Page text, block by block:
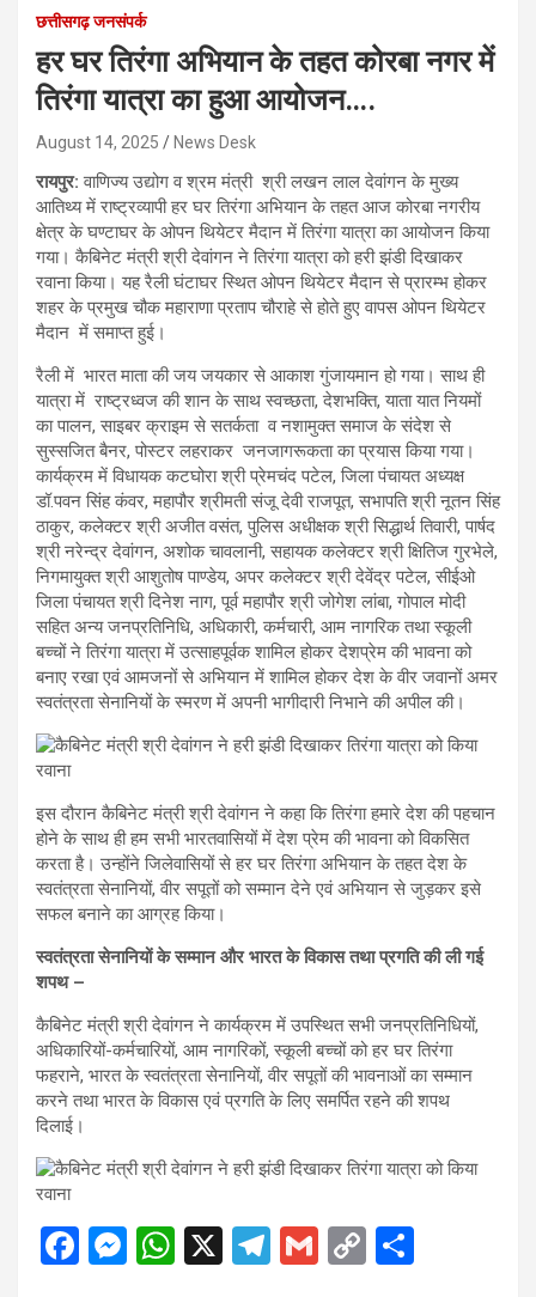
छत्तीसगढ़ जनसंपर्क
हर घर तिरंगा अभियान के तहत कोरबा नगर में
तिरंगा यात्रा का हुआ आयोजन….
August 14, 2025 News Desk
रायपुर: वाणिज्य उद्योग व श्रम मंत्री श्री लखन लाल देवांगन के मुख्य
आतिथ्य में राष्ट्रव्यापी हर घर तिरंगा अभियान के तहत आज कोरबा नगरीय
क्षेत्र के घण्टाघर के ओपन थियेटर मैदान में तिरंगा यात्रा का आयोजन किया
गया। कैबिनेट मंत्री श्री देवांगन ने तिरंगा यात्रा को हरी झंडी दिखाकर
रवाना किया। यह रैली घंटाघर स्थित ओपन थियेटर मैदान से प्रारम्भ होकर
शहर के प्रमुख चौक महाराणा प्रताप चौराहे से होते हुए वापस ओपन थियेटर
मैदान में समाप्त हुई।
रैली में भारत माता की जय जयकार से आकाश गुंजायमान हो गया। साथ ही
यात्रा में राष्ट्रध्वज की शान के साथ स्वच्छता, देशभक्ति, याता यात नियमों
का पालन, साइबर क्राइम से सतर्कता व नशामुक्त समाज के संदेश से
सुस्सजित बैनर, पोस्टर लहराकर जनजागरूकता का प्रयास किया गया।
कार्यक्रम में विधायक कटघोरा श्री प्रेमचंद पटेल, जिला पंचायत अध्यक्ष
डॉ.पवन सिंह कंवर, महापौर श्रीमती संजू देवी राजपूत, सभापति श्री नूतन सिंह
ठाकुर, कलेक्टर श्री अजीत वसंत, पुलिस अधीक्षक श्री सिद्धार्थ तिवारी, पार्षद
श्री नरेन्द्र देवांगन, अशोक चावलानी, सहायक कलेक्टर श्री क्षितिज गुरभेले,
निगमायुक्त श्री आशुतोष पाण्डेय, अपर कलेक्टर श्री देवेंद्र पटेल, सीईओ
जिला पंचायत श्री दिनेश नाग, पूर्व महापौर श्री जोगेश लांबा, गोपाल मोदी
सहित अन्य जनप्रतिनिधि, अधिकारी, कर्मचारी, आम नागरिक तथा स्कूली
बच्चों ने तिरंगा यात्रा में उत्साहपूर्वक शामिल होकर देशप्रेम की भावना को
बनाए रखा एवं आमजनों से अभियान में शामिल होकर देश के वीर जवानों अमर
स्वतंत्रता सेनानियों के स्मरण में अपनी भागीदारी निभाने की अपील की।
इस दौरान कैबिनेट मंत्री श्री देवांगन ने कहा कि तिरंगा हमारे देश की पहचान
होने के साथ ही हम सभी भारतवासियों में देश प्रेम की भावना को विकसित
करता है। उन्होंने जिलेवासियों से हर घर तिरंगा अभियान के तहत देश के
स्वतंत्रता सेनानियों, वीर सपूतों को सम्मान देने एवं अभियान से जुड़कर इसे
सफल बनाने का आग्रह किया।
स्वतंत्रता सेनानियों के सम्मान और भारत के विकास तथा प्रगति की ली गई
शपथ –
कैबिनेट मंत्री श्री देवांगन ने कार्यक्रम में उपस्थित सभी जनप्रतिनिधियों,
अधिकारियों-कर्मचारियों, आम नागरिकों, स्कूली बच्चों को हर घर तिरंगा
फहराने, भारत के स्वतंत्रता सेनानियों, वीर सपूतों की भावनाओं का सम्मान
करने तथा भारत के विकास एवं प्रगति के लिए समर्पित रहने की शपथ
दिलाई।
F
M W X
T
G
C